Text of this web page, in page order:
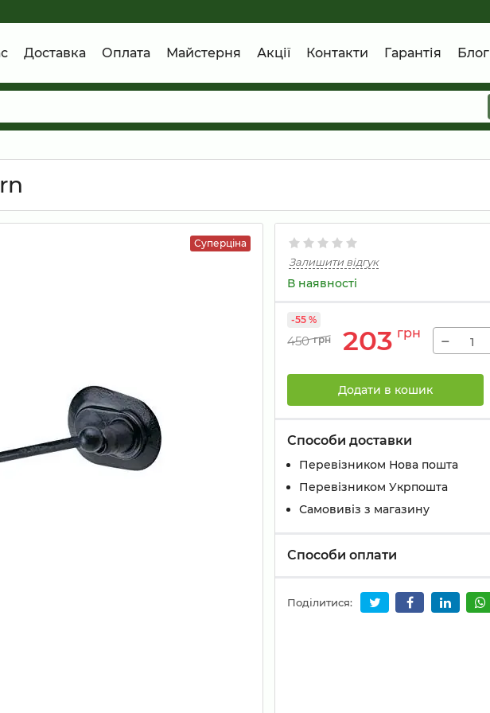
Доставка Оплата Майстерня Акції Контакти Гарантія Блог
Суперціна
Залишити відгук
В наявності
450 грн 203 грн
-55 %
−
Додати в кошик
Способи доставки
Перевізником Нова пошта
Перевізником Укрпошта
Самовивіз з магазину
Способи оплати
Поділитися: